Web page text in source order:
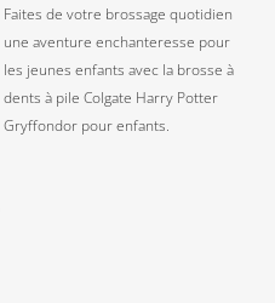
Faites de votre brossage quotidien
une aventure enchanteresse pour
les jeunes enfants avec la brosse à
dents à pile Colgate Harry Potter
Gryffondor pour enfants.